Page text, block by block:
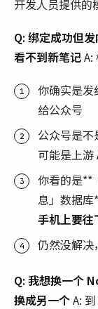
开发人员提供的
Q: 绑定成功但
看不到新笔记A:
你确实是
给公众号
公众号是不
可能是上游
你看的是**
息」数据库
手机上要往
仍然没解决
Q: 我想换一个
换成另一个A: